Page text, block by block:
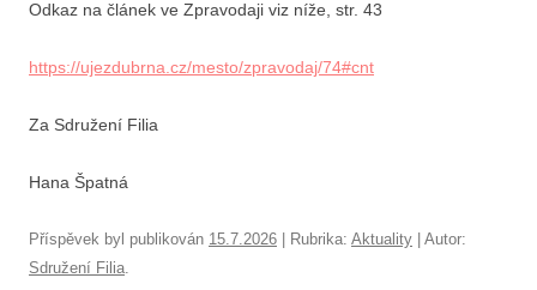
Odkaz na článek ve Zpravodaji viz níže, str. 43
https://ujezdubrna.cz/mesto/zpravodaj/74#cnt
Za Sdružení Filia
Hana Špatná
Příspěvek byl publikován 15.7.2026 | Rubrika: Aktuality | Autor:
Sdružení Filia